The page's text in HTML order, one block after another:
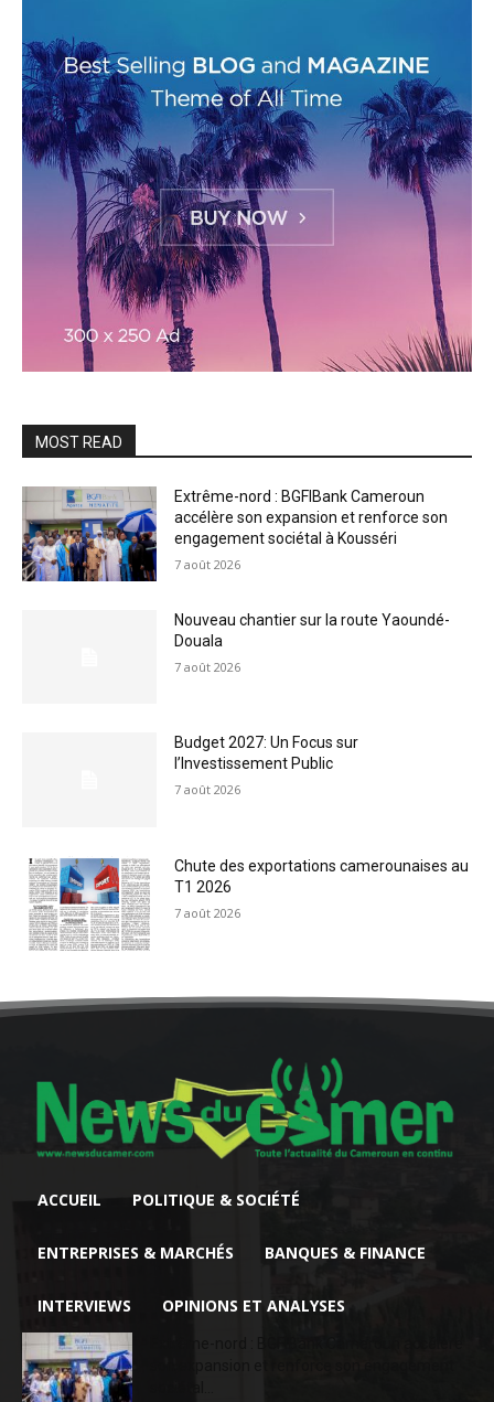
MOST READ
Extrême-nord : BGFIBank Cameroun
accélère son expansion et renforce son
engagement sociétal à Kousséri
7 août 2026
Nouveau chantier sur la route Yaoundé-
Douala
7 août 2026
Budget 2027: Un Focus sur
l’Investissement Public
7 août 2026
Chute des exportations camerounaises au
T1 2026
7 août 2026
ACCUEIL POLITIQUE & SOCIÉTÉ
ENTREPRISES & MARCHÉS BANQUES & FINANCE
INTERVIEWS OPINIONS ET ANALYSES